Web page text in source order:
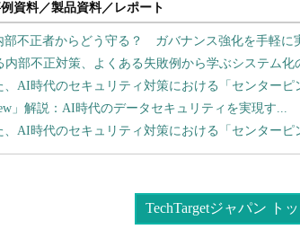
資料／製品資料／レポート
部不正者からどう守る？ ガバナンス強化を手軽に
内部不正対策、よくある失敗例から学ぶシステム化
AI時代のセキュリティ対策における「センターピ
」解説：AI時代のデータセキュリティを実現す...
AI時代のセキュリティ対策における「センターピ
TechTargetジャパン ト